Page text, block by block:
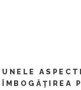
UNELE
ÎMBOGĂŢIREA